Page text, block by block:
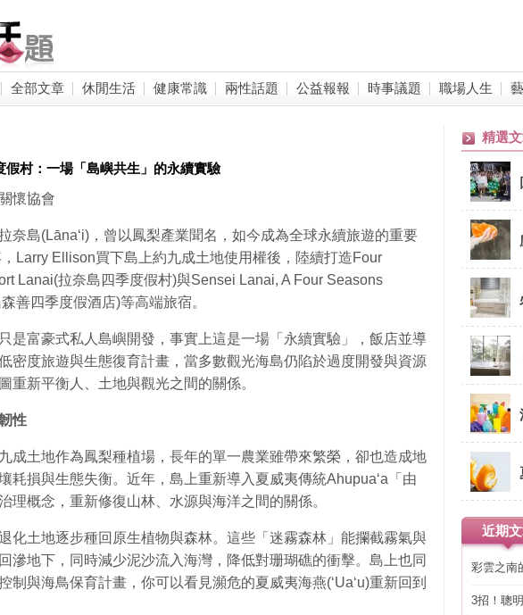
全部文章 休閒生活 健康常識 兩性話題 公益報報 時事議題 職場人生
假村：一場「島嶼共生」的永續實驗
懷協會
奈島(Lānaʻi)，曾以鳳梨產業聞名，如今成為全球永續旅遊的重要
Larry Ellison買下島上約九成土地使用權後，陸續打造Four
Lanai(拉奈島四季度假村)與Sensei Lanai, A Four Seasons
善四季度假酒店)等高端旅宿。
是富豪式私人島嶼開發，事實上這是一場「永續實驗」，飯店並導
密度旅遊與生態復育計畫，當多數觀光海島仍陷於過度開發與資源
重新平衡人、土地與觀光之間的關係。
性
成土地作為鳳梨種植場，長年的單一農業雖帶來繁榮，卻也造成地
耗損與生態失衡。近年，島上重新導入夏威夷傳統Ahupuaʻa「由
理概念，重新修復山林、水源與海洋之間的關係。
化土地逐步種回原生植物與森林。這些「迷霧森林」能攔截霧氣與
滲地下，同時減少泥沙流入海灣，降低對珊瑚礁的衝擊。島上也同
制與海鳥保育計畫，你可以看見瀕危的夏威夷海燕(ʻUaʻu)重新回到
精選
近期
彩雲之南
3招！聰